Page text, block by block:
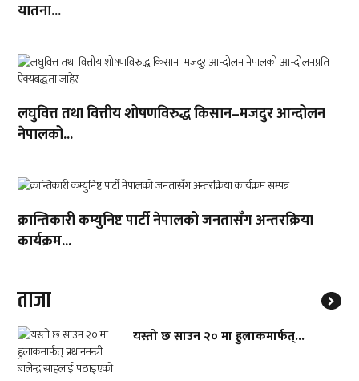
यातना...
लघुवित्त तथा वित्तीय शोषणविरुद्ध किसान–मजदुर आन्दोलन
नेपालको...
क्रान्तिकारी कम्युनिष्ट पार्टी नेपालको जनतासँग अन्तरक्रिया
कार्यक्रम...
ताजा
यस्तो छ साउन २० मा हुलाकमार्फत्...